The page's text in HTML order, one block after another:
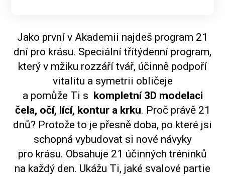
Jako první v Akademii najdeš program 21
dní pro krásu. Speciální třítýdenní program,
který v mžiku rozzáří tvář, účinně podpoří
vitalitu a symetrii obličeje
a pomůže Ti s kompletní 3D modelaci
čela, očí, lící, kontur a krku. Proč právě 21
dnů? Protože to je přesně doba, po které jsi
schopná vybudovat si nové návyky
pro krásu. Obsahuje 21 účinných tréninků
na každý den. Ukážu Ti, jaké svalové partie